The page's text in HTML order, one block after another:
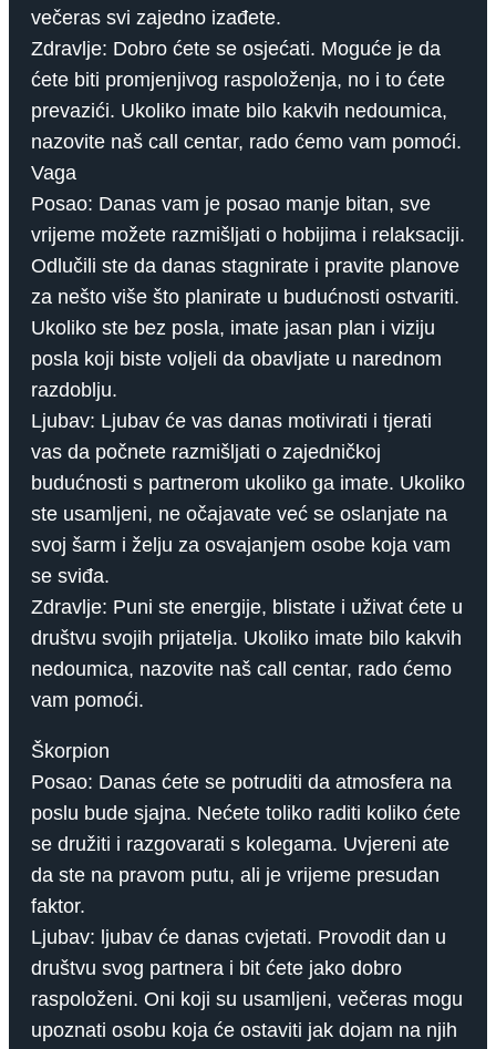
večeras svi zajedno izađete.
Zdravlje: Dobro ćete se osjećati. Moguće je da
ćete biti promjenjivog raspoloženja, no i to ćete
prevazići. Ukoliko imate bilo kakvih nedoumica,
nazovite naš call centar, rado ćemo vam pomoći.
Vaga
Posao: Danas vam je posao manje bitan, sve
vrijeme možete razmišljati o hobijima i relaksaciji.
Odlučili ste da danas stagnirate i pravite planove
za nešto više što planirate u budućnosti ostvariti.
Ukoliko ste bez posla, imate jasan plan i viziju
posla koji biste voljeli da obavljate u narednom
razdoblju.
Ljubav: Ljubav će vas danas motivirati i tjerati
vas da počnete razmišljati o zajedničkoj
budućnosti s partnerom ukoliko ga imate. Ukoliko
ste usamljeni, ne očajavate već se oslanjate na
svoj šarm i želju za osvajanjem osobe koja vam
se sviđa.
Zdravlje: Puni ste energije, blistate i uživat ćete u
društvu svojih prijatelja. Ukoliko imate bilo kakvih
nedoumica, nazovite naš call centar, rado ćemo
vam pomoći.
Škorpion
Posao: Danas ćete se potruditi da atmosfera na
poslu bude sjajna. Nećete toliko raditi koliko ćete
se družiti i razgovarati s kolegama. Uvjereni ate
da ste na pravom putu, ali je vrijeme presudan
faktor.
Ljubav: ljubav će danas cvjetati. Provodit dan u
društvu svog partnera i bit ćete jako dobro
raspoloženi. Oni koji su usamljeni, večeras mogu
upoznati osobu koja će ostaviti jak dojam na njih